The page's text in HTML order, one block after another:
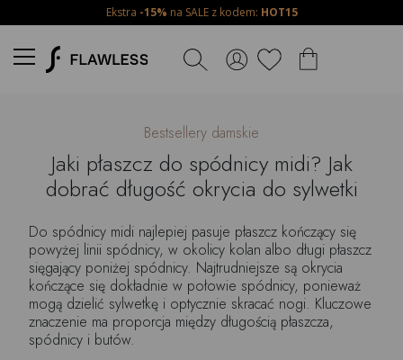
Ekstra -15% na SALE z kodem: HOT15
Bestsellery damskie
Jaki płaszcz do spódnicy midi? Jak
dobrać długość okrycia do sylwetki
Do spódnicy midi najlepiej pasuje płaszcz kończący się
powyżej linii spódnicy, w okolicy kolan albo długi płaszcz
sięgający poniżej spódnicy. Najtrudniejsze są okrycia
kończące się dokładnie w połowie spódnicy, ponieważ
mogą dzielić sylwetkę i optycznie skracać nogi. Kluczowe
znaczenie ma proporcja między długością płaszcza,
spódnicy i butów.